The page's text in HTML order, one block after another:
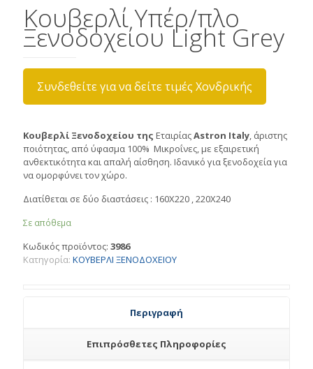
Κουβερλί Υπέρ/πλο
Ξενοδοχείου Light Grey
Συνδεθείτε για να δείτε τιμές Χονδρικής
Κουβερλί Ξενοδοχείου της ΕταιρίαςAstron Italy , άριστης
ποιότητας, από ύφασμα 100% Μικροΐνες, με εξαιρετική
ανθεκτικότητα και απαλή αίσθηση. Ιδανικό για ξενοδοχεία για
να ομορφύνει τον χώρο.
Διατίθεται σε δύο διαστάσεις : 160Χ220 , 220X240
Σε απόθεμα
Κωδικός προϊόντος: 3986
Κατηγορία: ΚΟΥΒΕΡΛΙ ΞΕΝΟΔΟΧΕΙΟΥ
Περιγραφή
Επιπρόσθετες Πληροφορίες